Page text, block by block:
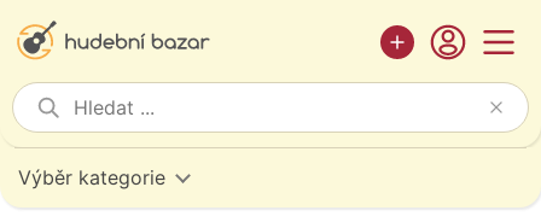
Výběr kategorie